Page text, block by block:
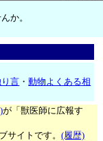
か。
言 ・動物よくある相
が「獣医師に広報す
サイトです。(履歴)